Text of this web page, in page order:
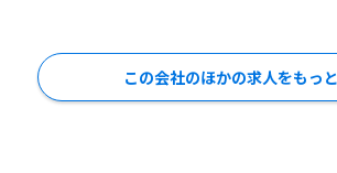
この会社のほかの求人をもっ